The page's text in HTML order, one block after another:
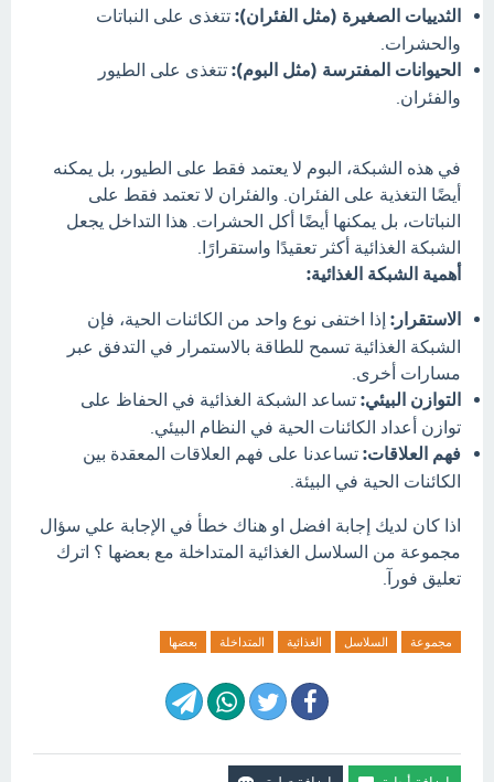
الثدييات الصغيرة (مثل الفئران): تتغذى على النباتات
والحشرات.
الحيوانات المفترسة (مثل البوم): تتغذى على الطيور
والفئران.
في هذه الشبكة، البوم لا يعتمد فقط على الطيور، بل يمكنه
أيضًا التغذية على الفئران. والفئران لا تعتمد فقط على
النباتات، بل يمكنها أيضًا أكل الحشرات. هذا التداخل يجعل
الشبكة الغذائية أكثر تعقيدًا واستقرارًا.
أهمية الشبكة الغذائية:
الاستقرار: إذا اختفى نوع واحد من الكائنات الحية، فإن
الشبكة الغذائية تسمح للطاقة بالاستمرار في التدفق عبر
مسارات أخرى.
التوازن البيئي: تساعد الشبكة الغذائية في الحفاظ على
توازن أعداد الكائنات الحية في النظام البيئي.
فهم العلاقات: تساعدنا على فهم العلاقات المعقدة بين
الكائنات الحية في البيئة.
اذا كان لديك إجابة افضل او هناك خطأ في الإجابة علي سؤال
مجموعة من السلاسل الغذائية المتداخلة مع بعضها ؟ اترك
تعليق فورآ.
مجموعة السلاسل الغذائية المتداخلة بعضها